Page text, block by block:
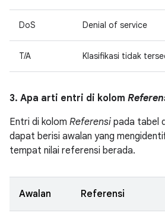
DoS Denial of service
T/A Klasifikasi tidak
3. Apa arti entri di kolom
Entri di kolom Referensi pada tabel
dapat berisi awalan yang
tempat nilai referensi berada.
Awalan Referensi